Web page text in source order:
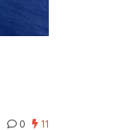
0 11